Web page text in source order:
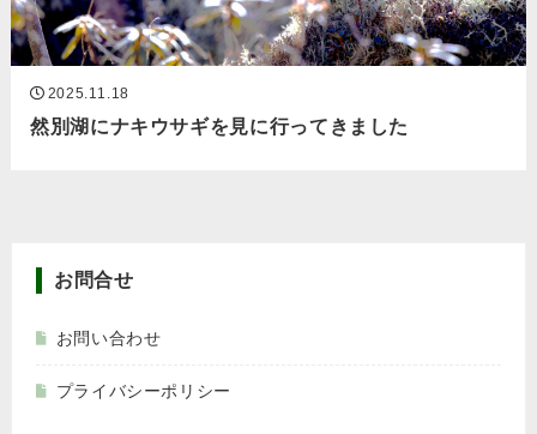
2025.11.18
然別湖にナキウサギを見に行ってきました
お問合せ
お問い合わせ
プライバシーポリシー